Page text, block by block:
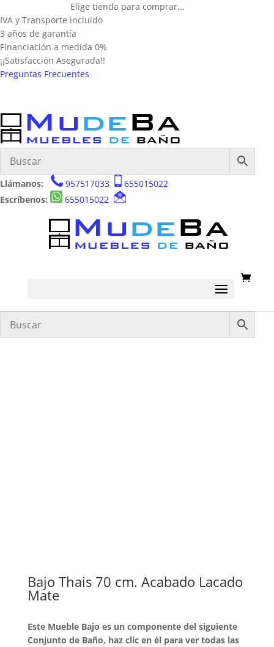
Elige tienda para comprar...
IVA y Transporte incluido
3 años de garantía
Financiación a medida 0%
¡¡Satisfacción Asegurada!!
Preguntas Frecuentes
Llámanos: 957517033
655015022
Escríbenos:
655015022
Bajo Thais 70 cm. Acabado Lacado
Mate
Este Mueble Bajo es un componente del siguiente
Conjunto de Baño, haz clic en él para ver todas las